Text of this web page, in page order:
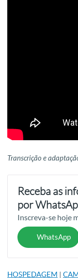
Transcrição e
Receba as
por
Inscreva-se hoje
WhatsApp
HOSPEDAGEM